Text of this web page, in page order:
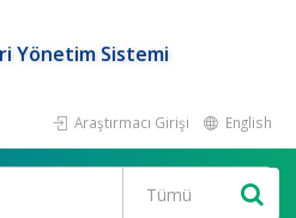
Yönetim Sistemi
Araştırmacı Girişi English